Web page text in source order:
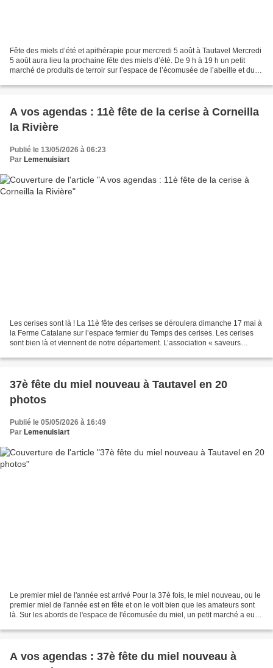
Fête des miels d’été et apithérapie pour mercredi 5 août à Tautavel Mercredi
5 août aura lieu la prochaine fête des miels d’été. De 9 h à 19 h un petit
marché de produits de terroir sur l’espace de l’écomusée de l’abeille et du
A vos agendas : 11è fête de la cerise à Corneilla
la Rivière
Publié le 13/05/2026 à 06:23
Par Lemenuisiart
Les cerises sont là ! La 11è fête des cerises se déroulera dimanche 17 mai à
la Ferme Catalane sur l’espace fermier du Temps des cerises. Les cerises
sont bien là et viennent de notre département. L’association « saveurs
37è fête du miel nouveau à Tautavel en 20
photos
Publié le 05/05/2026 à 16:49
Par Lemenuisiart
Le premier miel de l'année est arrivé Pour la 37è fois, le miel nouveau, ou le
premier miel de l'année est en fête et on le voit bien que les amateurs sont
là. Sur les abords de l'espace de l'écomusée du miel, un petit marché a eu
A vos agendas : 37è fête du miel nouveau à